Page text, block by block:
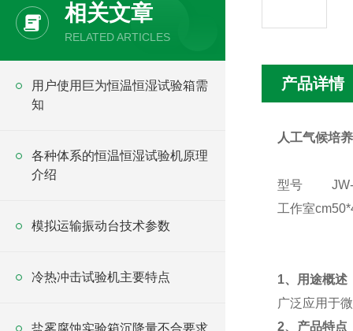
相关文章
RELATED ARTICLES
用户使用巨为恒温恒湿试验箱需
知
各种体系的恒温恒湿试验机原理
介绍
模拟运输振动台技术参数
冷热冲击试验机主要特点
盐雾腐蚀实验箱沉降量不合要求
产品详情
人工气候培
型号
工作室cm
1、用途概述
广泛应用于
2、产品特点